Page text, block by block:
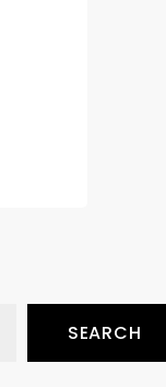
SEARCH